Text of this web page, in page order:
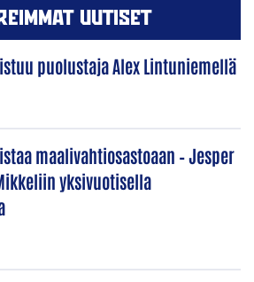
UUTISET
puolustaja Alex Lintuniemellä
maalivahtiosastoaan – Jesper
yksivuotisella